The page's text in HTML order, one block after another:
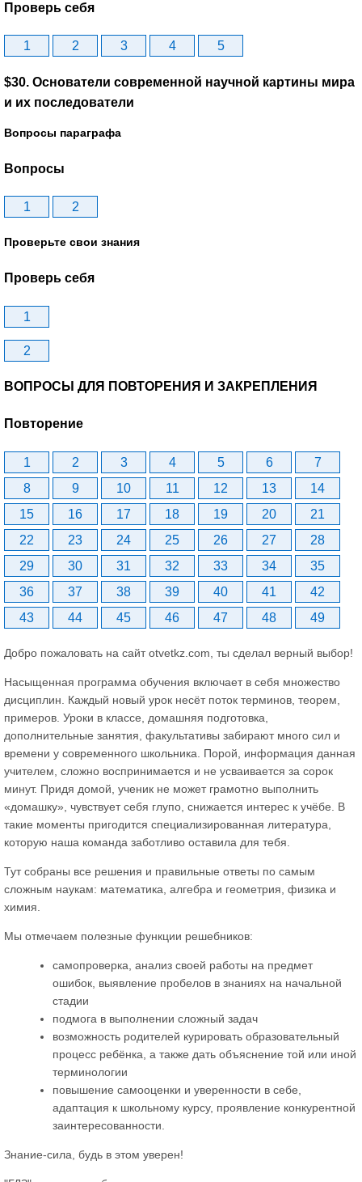
Проверь себя
1 2 3 4 5
$30. Основатели современной научной картины мира
и их последователи
Вопросы параграфа
Вопросы
1 2
Проверьте свои знания
Проверь себя
1
2
ВОПРОСЫ ДЛЯ ПОВТОРЕНИЯ И ЗАКРЕПЛЕНИЯ
Повторение
1 2 3 4 5 6
7
8
9 10 11 12 13
14
15
16 17 18 19 20
21
22
23 24 25 26 27
28
29
30 31 32 33 34
35
36
37 38 39 40 41
42
43
44 45 46 47 48 49
Добро пожаловать на сайт otvetkz.com, ты сделал верный выбор!
Насыщенная программа обучения включает в себя множество
дисциплин. Каждый новый урок несёт поток терминов, теорем,
примеров. Уроки в классе, домашняя подготовка,
дополнительные занятия, факультативы забирают много сил и
времени у современного школьника. Порой, информация данная
учителем, сложно воспринимается и не усваивается за сорок
минут. Придя домой, ученик не может грамотно выполнить
«домашку», чувствует себя глупо, снижается интерес к учёбе. В
такие моменты пригодится специализированная литература,
которую наша команда заботливо оставила для тебя.
Тут собраны все решения и правильные ответы по самым
сложным наукам: математика, алгебра и геометрия, физика и
химия.
Мы отмечаем полезные функции решебников:
самопроверка, анализ своей работы на предмет
ошибок, выявление пробелов в знаниях на начальной
стадии
подмога в выполнении сложный задач
возможность родителей курировать образовательный
процесс ребёнка, а также дать объяснение той или иной
терминологии
повышение самооценки и уверенности в себе,
адаптация к школьному курсу, проявление конкурентной
заинтересованности.
Знание-сила, будь в этом уверен!